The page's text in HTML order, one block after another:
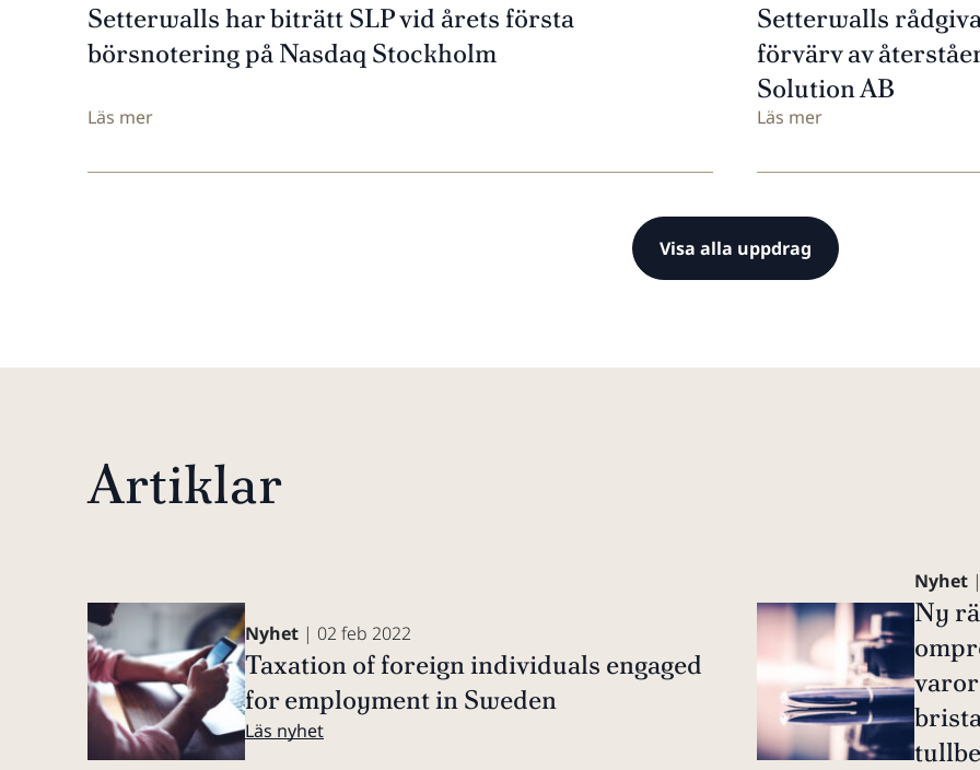
Setterwalls har biträtt SLP vid årets första
börsnotering på Nasdaq Stockholm
Läs mer
Setterwalls
förvärv av
Solution AB
Läs mer
Visa alla uppdrag
Artiklar
Nyhet | 02 feb 2022
Taxation of foreign individuals engaged
for employment in Sweden
Läs nyhet
Nyhet
Ny